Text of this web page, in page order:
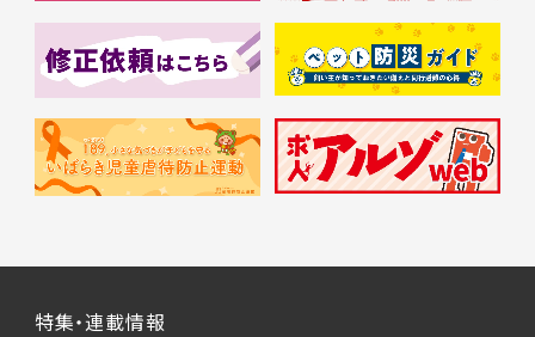
特集・連載情報